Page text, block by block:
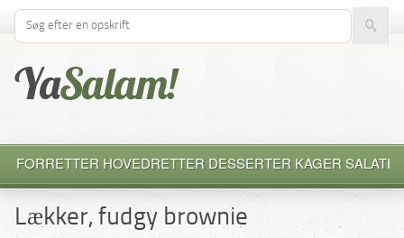
Søg efter opskrift
FORRETTER HOVEDRETTER DESSERTER KAGER
Lækker, fudgy brownie